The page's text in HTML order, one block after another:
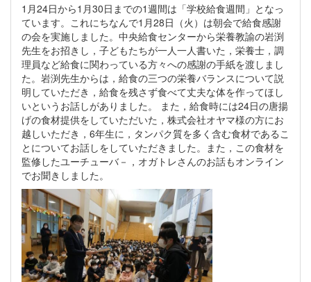
1月24日から1月30日までの1週間は「学校給食週間」となっ
ています。これにちなんで1月28日（火）は朝会で給食感謝
の会を実施しました。中央給食センターから栄養教諭の岩渕
先生をお招きし，子どもたちが一人一人書いた，栄養士，調
理員など給食に関わっている方々への感謝の手紙を渡しまし
た。岩渕先生からは，給食の三つの栄養バランスについて説
明していただき，給食を残さず食べて丈夫な体を作ってほし
いというお話しがありました。 また，給食時には24日の唐揚
げの食材提供をしていただいた，株式会社オヤマ様の方にお
越しいただき，6年生に，タンパク質を多く含む食材であるこ
とについてお話しをしていただきました。また，この食材を
監修したユーチューバ－，オガトレさんのお話もオンライン
でお聞きしました。